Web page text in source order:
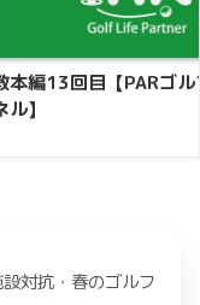
本編13回目【PARゴ
ル】
対抗・春のゴルフ